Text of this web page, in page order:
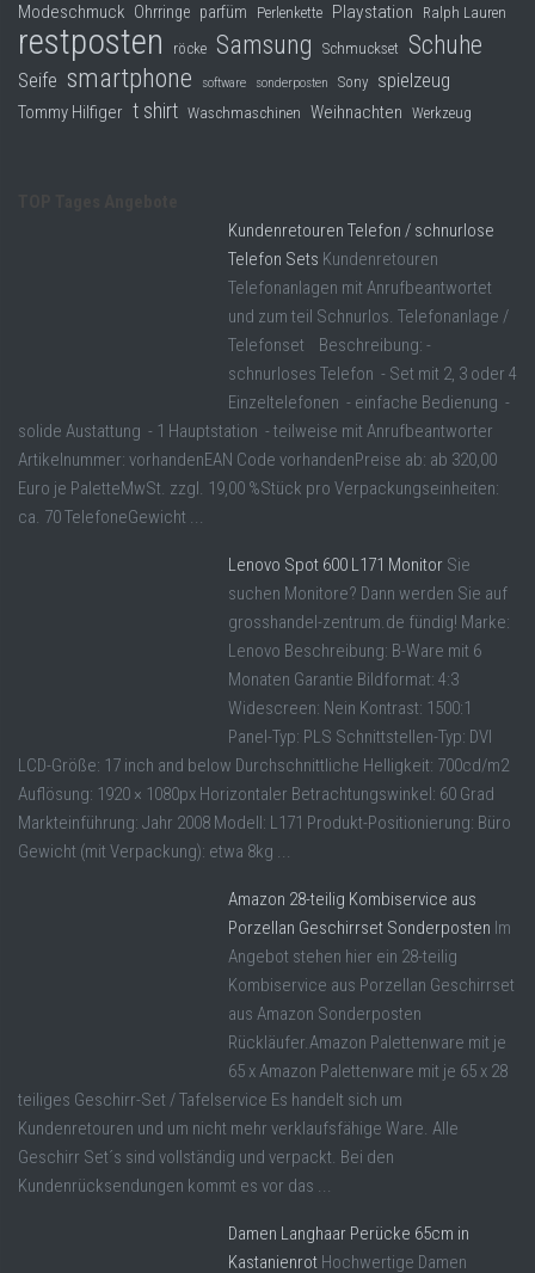
Modeschmuck Ohrringe parfüm Perlenkette Playstation Ralph Lauren
restposten röcke Samsung Schmuckset Schuhe
Seife smartphone software sonderposten Sony spielzeug
Tommy Hilfiger t shirt Waschmaschinen Weihnachten Werkzeug
Kundenretouren Telefon / schnurlose
Telefon Sets Kundenretouren
Telefonanlagen mit Anrufbeantwortet
und zum teil Schnurlos. Telefonanlage /
Telefonset Beschreibung: -
schnurloses Telefon - Set mit 2, 3 oder 4
Einzeltelefonen - einfache Bedienung -
solide Austattung - 1 Hauptstation - teilweise mit Anrufbeantworter
Artikelnummer: vorhandenEAN Code vorhandenPreise ab: ab 320,00
Euro je PaletteMwSt. zzgl. 19,00 %Stück pro Verpackungseinheiten:
ca. 70 TelefoneGewicht ...
Lenovo Spot 600 L171 Monitor Sie
suchen Monitore? Dann werden Sie auf
grosshandel-zentrum.de fündig! Marke:
Lenovo Beschreibung: B-Ware mit 6
Monaten Garantie Bildformat: 4:3
Widescreen: Nein Kontrast: 1500:1
Panel-Typ: PLS Schnittstellen-Typ: DVI
LCD-Größe: 17 inch and below Durchschnittliche Helligkeit: 700cd/m2
Auflösung: 1920 × 1080px Horizontaler Betrachtungswinkel: 60 Grad
Markteinführung: Jahr 2008 Modell: L171 Produkt-Positionierung: Büro
Gewicht (mit Verpackung): etwa 8kg ...
Amazon 28-teilig Kombiservice aus
Porzellan Geschirrset Sonderposten Im
Angebot stehen hier ein 28-teilig
Kombiservice aus Porzellan Geschirrset
aus Amazon Sonderposten
Rückläufer.Amazon Palettenware mit je
65 x Amazon Palettenware mit je 65 x 28
teiliges Geschirr-Set / Tafelservice Es handelt sich um
Kundenretouren und um nicht mehr verklaufsfähige Ware. Alle
Geschirr Set´s sind vollständig und verpackt. Bei den
Kundenrücksendungen kommt es vor das ...
Damen Langhaar Perücke 65cm in
Kastanienrot Hochwertige Damen